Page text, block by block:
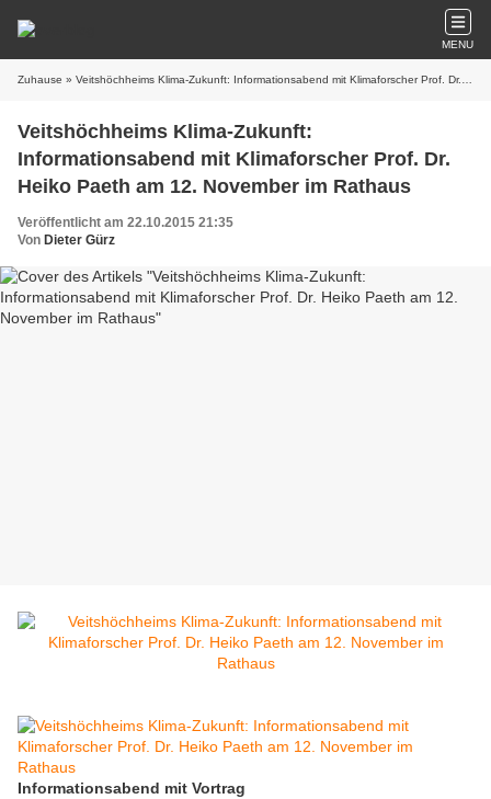
MENU
Zuhause » Veitshöchheims Klima-Zukunft: Informationsabend mit Klimaforscher Prof. Dr. Heiko Paeth am 12. November im Rathaus
Veitshöchheims Klima-Zukunft:
Informationsabend mit Klimaforscher Prof. Dr.
Heiko Paeth am 12. November im Rathaus
Veröffentlicht am 22.10.2015 21:35
Von Dieter Gürz
Informationsabend mit Vortrag